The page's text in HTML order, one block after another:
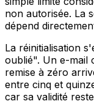
non autorisée. La
dépend
La réinitialisation
oublié". Un e-mail
remise à zéro
entre cinq et
car sa validité